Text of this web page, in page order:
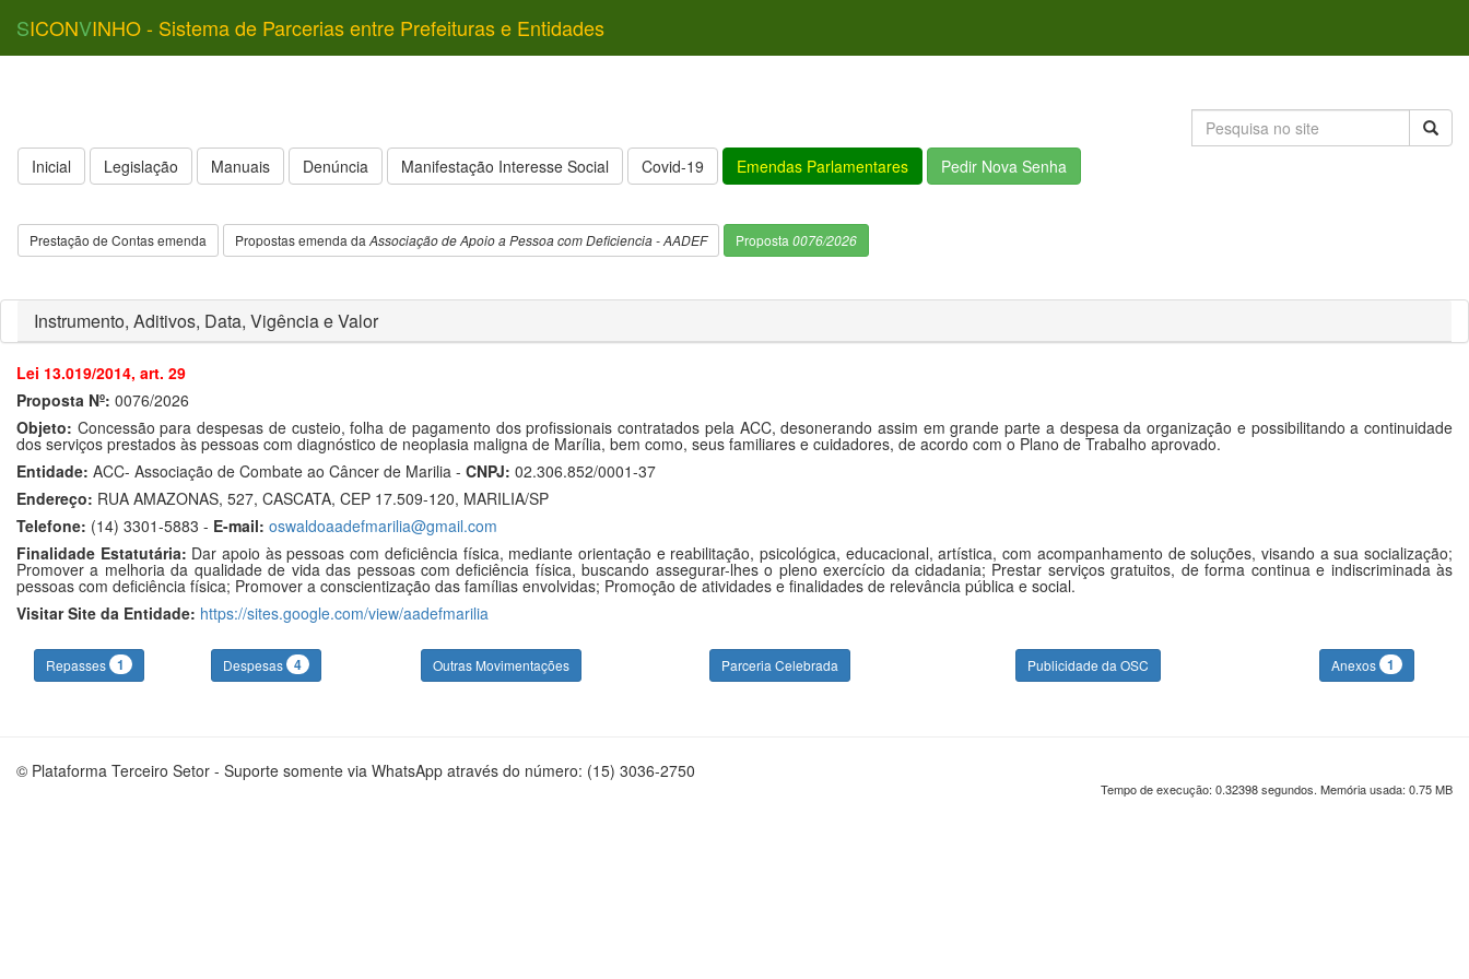
SICONVINHO - Sistema de Parcerias entre Prefeituras e Entidades
Inicial Legislação Manuais Denúncia Manifestação Interesse Social Covid-19 Emendas Parlamentares Pedir Nova Senha
Prestação de Contas emenda Propostas emenda da Associação de Apoio a Pessoa com Deficiencia - AADEF Proposta 0076/2026
Instrumento, Aditivos, Data, Vigência e Valor
Lei 13.019/2014, art. 29
Proposta Nº: 0076/2026
Objeto: Concessão para despesas de custeio, folha de pagamento dos profissionais contratados pela ACC, desonerando assim em grande parte a despesa da organização e possibilitando a continuidade
dos serviços prestados às pessoas com diagnóstico de neoplasia maligna de Marília, bem como, seus familiares e cuidadores, de acordo com o Plano de Trabalho aprovado.
Entidade: ACC- Associação de Combate ao Câncer de Marilia - CNPJ: 02.306.852/0001-37
Endereço: RUA AMAZONAS, 527, CASCATA, CEP 17.509-120, MARILIA/SP
Telefone: (14) 3301-5883 - E-mail: oswaldoaadefmarilia@gmail.com
Finalidade Estatutária: Dar apoio às pessoas com deficiência física, mediante orientação e reabilitação, psicológica, educacional, artística, com acompanhamento de soluções, visando a sua socialização;
Promover a melhoria da qualidade de vida das pessoas com deficiência física, buscando assegurar-lhes o pleno exercício da cidadania; Prestar serviços gratuitos, de forma continua e indiscriminada às
pessoas com deficiência física; Promover a conscientização das famílias envolvidas; Promoção de atividades e finalidades de relevância pública e social.
Visitar Site da Entidade: https://sites.google.com/view/aadefmarilia
Repasses 1 Despesas 4 Outras Movimentações Parceria Celebrada Publicidade da OSC Anexos 1
© Plataforma Terceiro Setor - Suporte somente via WhatsApp através do número: (15) 3036-2750
Tempo de execução: 0.32398 segundos. Memória usada: 0.75 MB